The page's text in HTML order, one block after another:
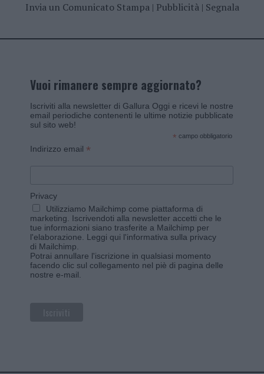
Invia un Comunicato Stampa| Pubblicità| Segnala
Vuoi rimanere sempre aggiornato?
Iscriviti alla newsletter di Gallura Oggi e ricevi le nostre
email periodiche contenenti le ultime notizie pubblicate
sul sito web!
* campo obbligatorio
Indirizzo email *
Privacy
Utilizziamo Mailchimp come piattaforma di
marketing. Iscrivendoti alla newsletter accetti che le
tue informazioni siano trasferite a Mailchimp per
l'elaborazione. Leggi qui l'informativa sulla privacy
di Mailchimp
Potrai annullare l'iscrizione in qualsiasi momento
facendo clic sul collegamento nel piè di pagina delle
nostre e-mail.